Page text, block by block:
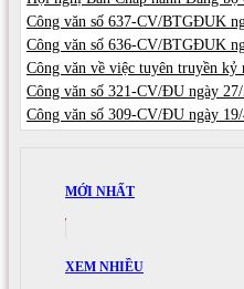
Công văn số 637-CV/BTGĐUK
Công văn số 636-CV/BTGĐUK
Công văn về việc tuyên truyền
Công văn số 321-CV/ĐU ngày
Công văn số 309-CV/ĐU ngày
MỚI NHẤT
XEM NHIỀU